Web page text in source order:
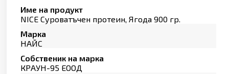
Име на продукт
NICE Суроватъчен протеин, Ягода 900 гр.
Марка
НАЙС
Собственик на марка
КРАУН-95 ЕООД